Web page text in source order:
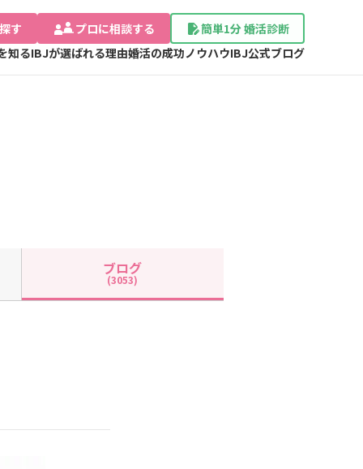
す プロに相談する
簡単1分 婚活診断
知るIBJが選ばれる理由婚活の成功ノウハウIBJ公式ブログ
ブログ
(3053)